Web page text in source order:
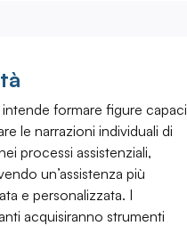
intende formare figure capaci
le narrazioni individuali di
processi assistenziali,
un’assistenza più
e personalizzata. I
acquisiranno strumenti